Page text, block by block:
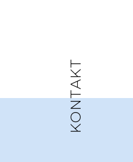
KONTAKT